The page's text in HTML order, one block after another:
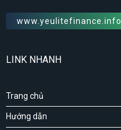
www.yeulitefinance.info
LINK NHANH
Trang chủ
Hướng dẫn